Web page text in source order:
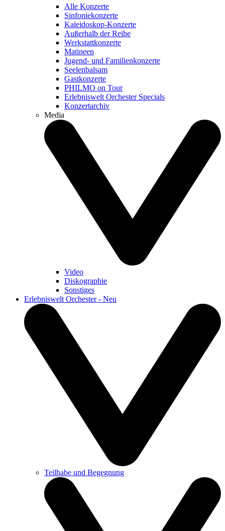
Alle Konzerte
Sinfoniekonzerte
Kaleidoskop-Konzerte
Außerhalb der Reihe
Werkstattkonzerte
Matineen
Jugend- und Familienkonzerte
Seelenbalsam
Gastkonzerte
PHILMO on Tour
Erlebniswelt Orchester Specials
Konzertarchiv
Media
Video
Diskographie
Sonstiges
Erlebniswelt Orchester - Neu
Teilhabe und Begegnung